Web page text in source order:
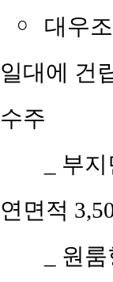
￮
대우
일대에 건
수주
_ 부
연면적
_ 원